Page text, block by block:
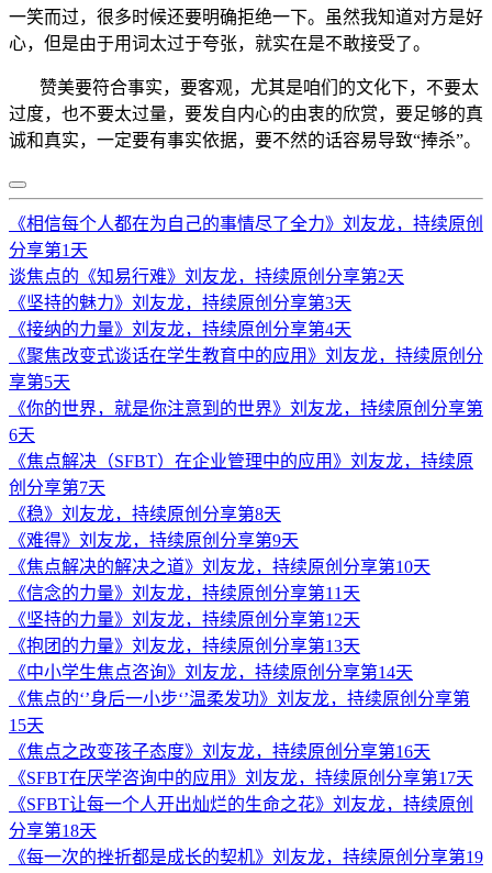
一笑而过，很多时候还要明确拒绝一下。虽然我知道对方是好
心，但是由于用词太过于夸张，就实在是不敢接受了。
赞美要符合事实，要客观，尤其是咱们的文化下，不要太
过度，也不要太过量，要发自内心的由衷的欣赏，要足够的真
诚和真实，一定要有事实依据，要不然的话容易导致“捧杀”。
《相信每个人都在为自己的事情尽了全力》刘友龙，持续原创
分享第1天
谈焦点的《知易行难》刘友龙，持续原创分享第2天
《坚持的魅力》刘友龙，持续原创分享第3天
《接纳的力量》刘友龙，持续原创分享第4天
《聚焦改变式谈话在学生教育中的应用》刘友龙，持续原创分
享第5天
《你的世界，就是你注意到的世界》刘友龙，持续原创分享第
6天
《焦点解决（SFBT）在企业管理中的应用》刘友龙，持续原
创分享第7天
《稳》刘友龙，持续原创分享第8天
《难得》刘友龙，持续原创分享第9天
《焦点解决的解决之道》刘友龙，持续原创分享第10天
《信念的力量》刘友龙，持续原创分享第11天
《坚持的力量》刘友龙，持续原创分享第12天
《抱团的力量》刘友龙，持续原创分享第13天
《中小学生焦点咨询》刘友龙，持续原创分享第14天
《焦点的‘’身后一小步‘’温柔发功》刘友龙，持续原创分享第
15天
《焦点之改变孩子态度》刘友龙，持续原创分享第16天
《SFBT在厌学咨询中的应用》刘友龙，持续原创分享第17天
《SFBT让每一个人开出灿烂的生命之花》刘友龙，持续原创
分享第18天
《每一次的挫折都是成长的契机》刘友龙，持续原创分享第19